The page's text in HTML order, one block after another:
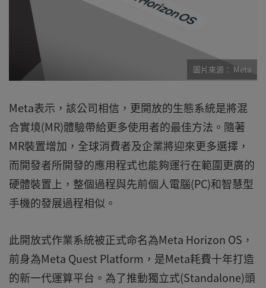
Meta
Meta表示，該公司相信，更開放的生態系統是將混
合實境(MR)體驗帶給更多使用者的最佳方法。隨著
MR裝置增加，全球消費者及企業將迎來更多選擇，
而開發者所開發的應用程式也能夠運行在範圍更廣的
硬體裝置上，整個過程與先前個人電腦(PC)和智慧型
手機的發展過程相似。
此開放式作業系統被正式命名為Meta Horizon OS，
前身為Meta Quest Platform，是Meta耗費十年打造
的新一代運算平台。為了推動獨立式(Standalone)頭